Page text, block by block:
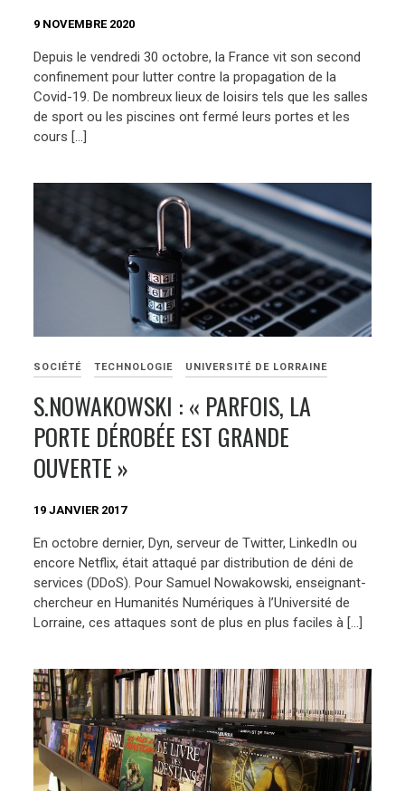
9 NOVEMBRE 2020
Depuis le vendredi 30 octobre, la France vit son second
confinement pour lutter contre la propagation de la
Covid-19. De nombreux lieux de loisirs tels que les salles
de sport ou les piscines ont fermé leurs portes et les
cours […]
SOCIÉTÉ TECHNOLOGIE UNIVERSITÉ DE LORRAINE
S.NOWAKOWSKI : « PARFOIS, LA
PORTE DÉROBÉE EST GRANDE
OUVERTE »
19 JANVIER 2017
En octobre dernier, Dyn, serveur de Twitter, LinkedIn ou
encore Netflix, était attaqué par distribution de déni de
services (DDoS). Pour Samuel Nowakowski, enseignant-
chercheur en Humanités Numériques à l’Université de
Lorraine, ces attaques sont de plus en plus faciles à […]